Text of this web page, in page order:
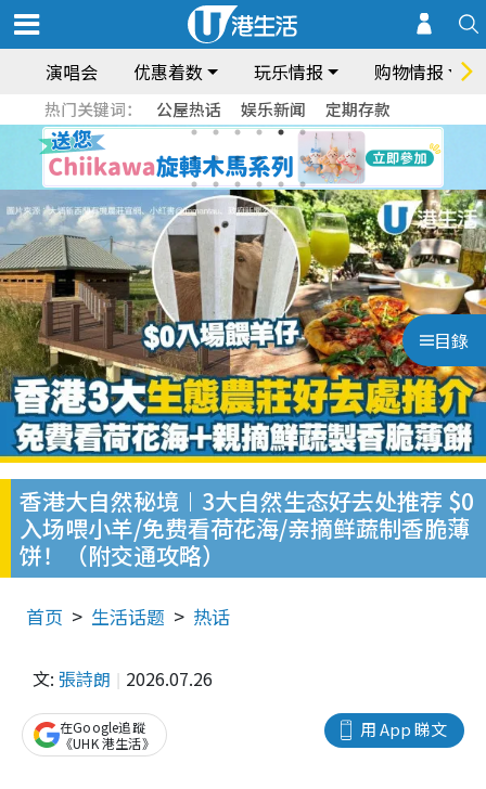
演唱会 优惠着数 玩乐情报 购物情报
热门关键词： 公屋热话 娱乐新闻 定期存款
目錄
香港大自然秘境︱3大自然生态好去处推荐 $0
入场喂小羊/免费看荷花海/亲摘鲜蔬制香脆薄
饼！（附交通攻略）
首页 生活话题 热话
文: 張詩朗 2026.07.26
用 App 睇文
在Google追蹤
《UHK 港生活》